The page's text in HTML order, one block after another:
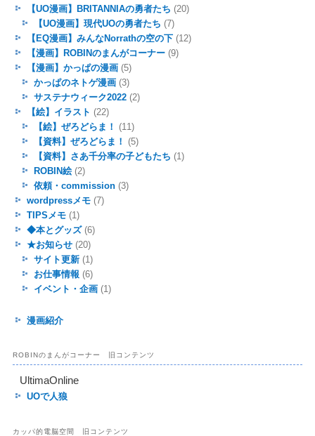
【UO漫画】BRITANNIAの勇者たち (20)
【UO漫画】現代UOの勇者たち (7)
【EQ漫画】みんなNorrathの空の下(12)
【漫画】ROBINのまんがコーナー(9)
【漫画】かっぱの漫画(5)
かっぱのネトゲ漫画(3)
サステナウィーク2022(2)
【絵】イラスト (22)
【絵】ぜろどらま！
(11)
【資料】ぜろどらま！
(5)
【資料】さあ千分率の子どもたち (1)
ROBIN絵(2)
依頼・commission(3)
wordpressメモ(7)
TIPSメモ(1)
◆本とグッズ(6)
★お知らせ(20)
サイト更新(1)
お仕事情報 (6)
イベント・企画(1)
漫画紹介
ROBINのまんがコーナー 旧コンテンツ
UltimaOnline
UOで人狼
カッパ的電脳空間 旧コンテンツ